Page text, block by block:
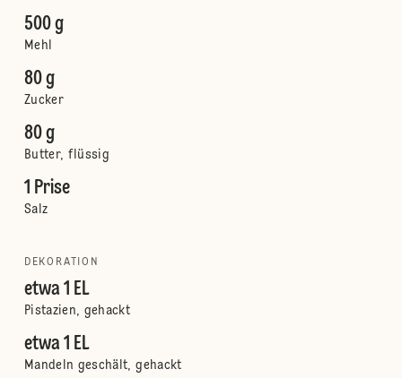
500 g
Mehl
80 g
Zucker
80 g
Butter, flüssig
1 Prise
Salz
DEKORATION
etwa 1 EL
Pistazien, gehackt
etwa 1 EL
Mandeln geschält, gehackt